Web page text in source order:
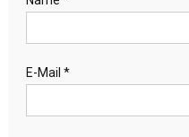
E-Mail *